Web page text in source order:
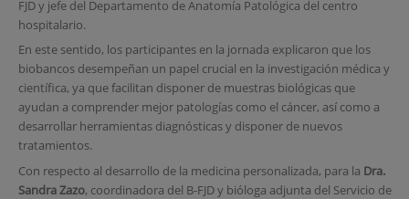
FJD y jefe del Departamento de Anatomía Patológica del centro
hospitalario.
En este sentido, los participantes en la jornada explicaron que los
biobancos desempeñan un papel crucial en la investigación médica y
científica, ya que facilitan disponer de muestras biológicas que
ayudan a comprender mejor patologías como el cáncer, así como a
desarrollar herramientas diagnósticas y disponer de nuevos
tratamientos.
Con respecto al desarrollo de la medicina personalizada, para la Dra.
Sandra Zazo, coordinadora del B-FJD y bióloga adjunta del Servicio de